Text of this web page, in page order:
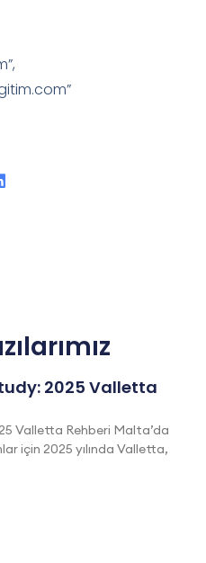
2025 Valletta
Valletta Rehberi Malta’da
için 2025 yılında Valletta,